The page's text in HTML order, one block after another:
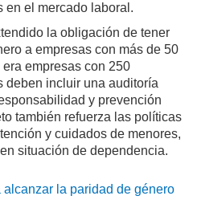
en el mercado laboral.
la obligación de tener
a empresas con más de 50
empresas con 250
deben incluir una auditoría
y prevención
también refuerza las políticas
y cuidados de menores,
situación de dependencia.
alcanzar la paridad de género